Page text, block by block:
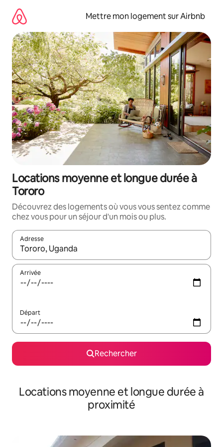
directement
contenu
Mettre mon logement sur Airbnb
Locations moyenne et longue durée à
Tororo
Découvrez des logements où vous vous sentez comme
chez vous pour un séjour d'un mois ou plus.
Adresse
Lorsque les résultats s'affichent, utilisez les flèches vers le
Arrivée
Départ
Rechercher
Locations moyenne et longue durée à
proximité